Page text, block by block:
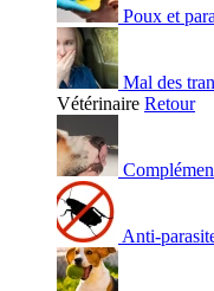
Poux et
Mal des
Vétérinaire Retour
Anti-